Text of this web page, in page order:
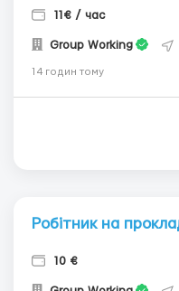
11€ / час
Group Working
14 годин тому
Робітник на
10 €